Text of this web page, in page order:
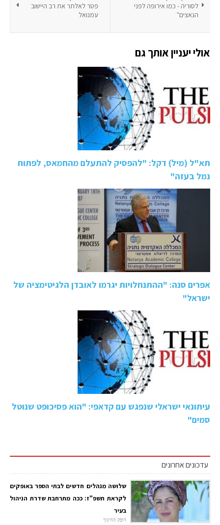
פטר לאלתר את רב היישוב
עמנואל
לסוריה - כמו אירופה לפני
הנאצים"
אולי יעניין אותך גם
תא"ל (מיל) דקל: "להפסיק להתעלם מהחמאס, לפתוח
נמל בעזה"
אפרים סנה: "ההתנחלויות יגרמו לאובדן הלגיטימציה של
ישראל"
עיתונאי ישראלי שנפגש עם קדאפי: "הוא פסיכופט שנוטל
סמים"
עדכונים אחרונים
שלושה מנהלים חדשים לבתי הספר באופקים
לקראת תשפ"ז: ככה מתרחבת שדרת הניהול
בעיר
דופק החינוך